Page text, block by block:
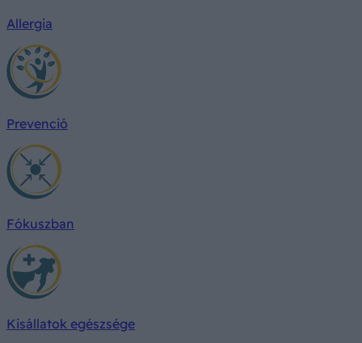
Allergia
Prevenció
Fókuszban
Kisállatok egészsége